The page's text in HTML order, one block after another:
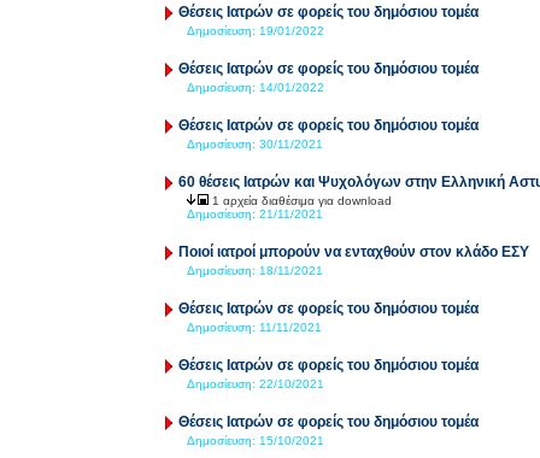
Θέσεις Ιατρών σε φορείς του δημόσιου τομέα
Δημοσίευση: 19/01/2022
Θέσεις Ιατρών σε φορείς του δημόσιου τομέα
Δημοσίευση: 14/01/2022
Θέσεις Ιατρών σε φορείς του δημόσιου τομέα
Δημοσίευση: 30/11/2021
60 θέσεις Ιατρών και Ψυχολόγων στην Ελληνική
1 αρχεία διαθέσιμα για download
Δημοσίευση: 21/11/2021
Ποιοί ιατροί μπορούν να ενταχθούν στον κλάδο ΕΣΥ
Δημοσίευση: 18/11/2021
Θέσεις Ιατρών σε φορείς του δημόσιου τομέα
Δημοσίευση: 11/11/2021
Θέσεις Ιατρών σε φορείς του δημόσιου τομέα
Δημοσίευση: 22/10/2021
Θέσεις Ιατρών σε φορείς του δημόσιου τομέα
Δημοσίευση: 15/10/2021